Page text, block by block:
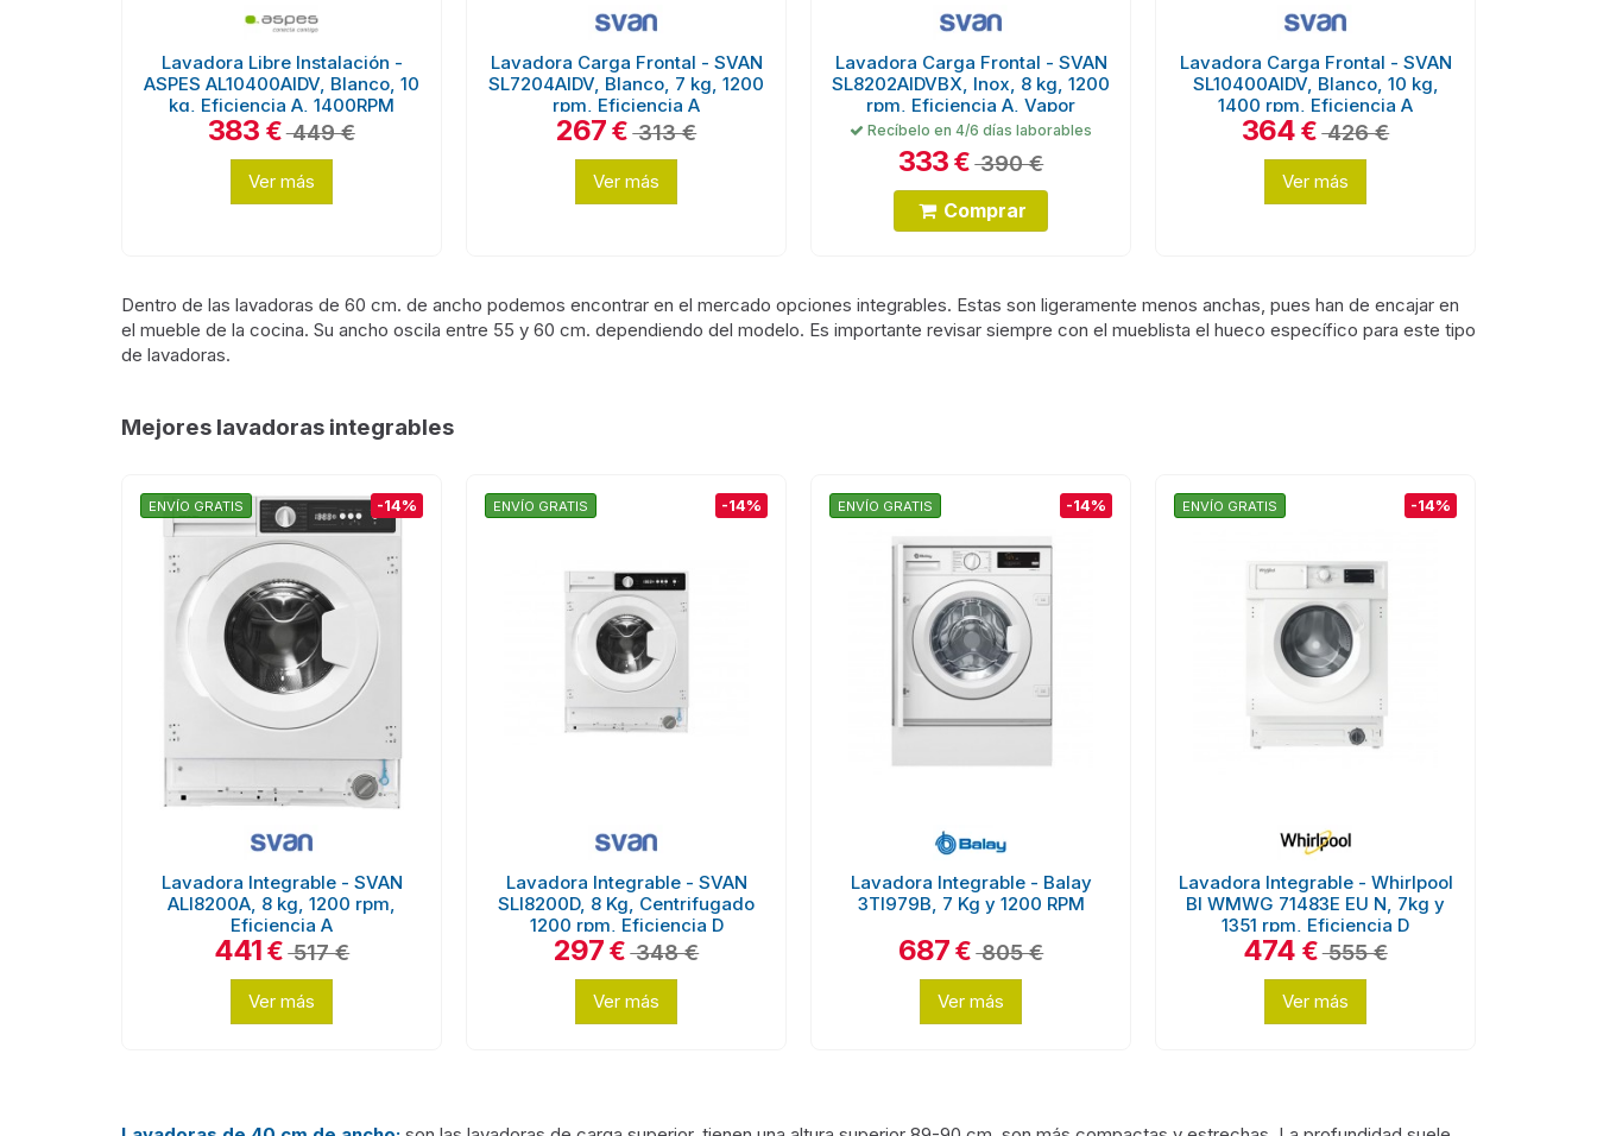
Lavadora Libre Instalación -
ASPES AL10400AIDV, Blanco, 10
kg, Eficiencia A, 1400RPM
383 €449 €
Ver más
Lavadora Carga Frontal - SVAN
SL7204AIDV, Blanco, 7 kg, 1200
rpm, Eficiencia A
267 € 313 €
Ver más
Lavadora Carga Frontal - SVAN
SL8202AIDVBX, Inox, 8 kg, 1200
rpm, Eficiencia A, Vapor
Recíbelo en 4/6 días laborables
333 € 390 €
Comprar
Lavadora Carga Frontal - SVAN
SL10400AIDV, Blanco, 10 kg,
1400 rpm, Eficiencia A
364 € 426 €
Ver más
Dentro de las lavadoras de 60 cm. de ancho podemos encontrar en el mercado opciones integrables. Estas son ligeramente menos anchas, pues han de encajar en
el mueble de la cocina. Su ancho oscila entre 55 y 60 cm. dependiendo del modelo. Es importante revisar siempre con el mueblista el hueco específico para este tipo
de lavadoras.
Mejores lavadoras integrables
ENVÍO GRATIS -14%
Lavadora Integrable - SVAN
ALI8200A, 8 kg, 1200 rpm,
Eficiencia A
441 € 517 €
Ver más
ENVÍO GRATIS -14%
Lavadora Integrable - SVAN
SLI8200D, 8 Kg, Centrifugado
1200 rpm, Eficiencia D
297 € 348 €
Ver más
ENVÍO GRATIS -14%
Lavadora Integrable - Balay
3TI979B, 7 Kg y 1200 RPM
687 € 805 €
Ver más
ENVÍO GRATIS -14%
Lavadora Integrable - Whirlpool
BI WMWG 71483E EU N, 7kg y
1351 rpm, Eficiencia D
474 €555 €
Ver más